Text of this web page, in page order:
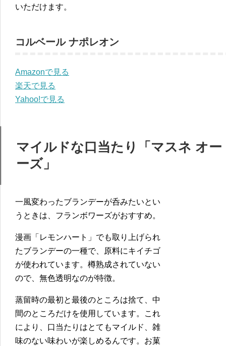
いただけます。
コルベール ナポレオン
Amazonで見る
楽天で見る
Yahoo!で見る
マイルドな口当たり「マスネ オ
ーズ」
一風変わったブランデーが呑みたいとい
うときは、フランボワーズがおすすめ。
漫画「レモンハート」でも取り上げられ
たブランデーの一種で、原料にキイチゴ
が使われています。樽熟成されていない
ので、無色透明なのが特徴。
蒸留時の最初と最後のところは捨て、中
間のところだけを使用しています。これ
により、口当たりはとてもマイルド、雑
味のない味わいが楽しめるんです。お菓